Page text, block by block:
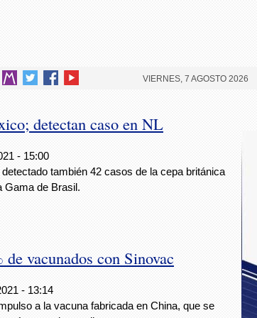
VIERNES, 7 AGOSTO 2026
detectan caso en NL
- 15:00
también 42 casos de la cepa británica
Gama de Brasil.
vacunados con Sinovac
- 13:14
a la vacuna fabricada en China, que se